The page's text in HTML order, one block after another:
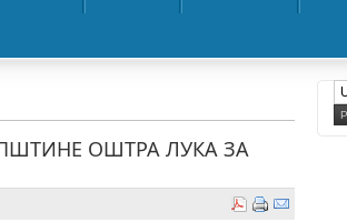
ОШТРА ЛУКА ЗА